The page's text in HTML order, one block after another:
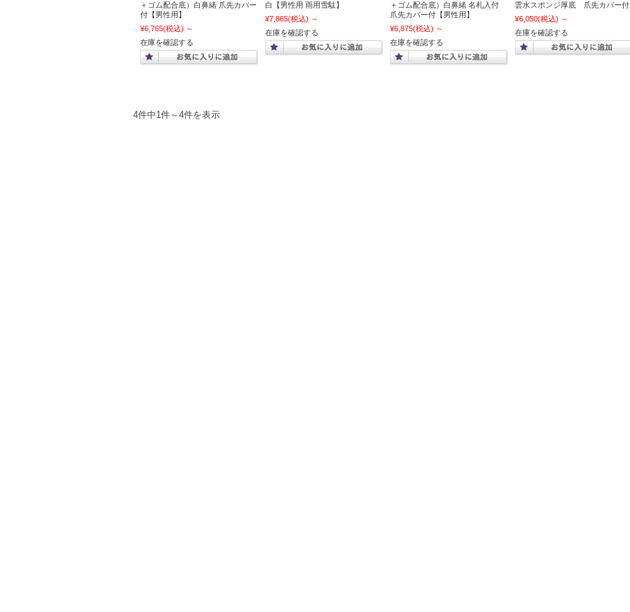
＋ゴム配合底）白鼻緒 爪先カバー
付【男性用】
¥6,765(税込) ～
在庫を確認する
白【男性用 雨用雪駄】
¥7,865(税込) ～
在庫を確認する
＋ゴム配合底）白鼻緒 名札入付
爪先カバー付【男性用】
¥6,875(税込) ～
在庫を確認する
雲水スポンジ厚底 爪先カバー付
¥6,050(税込) ～
在庫を確認する
4件中1件～4件を表示